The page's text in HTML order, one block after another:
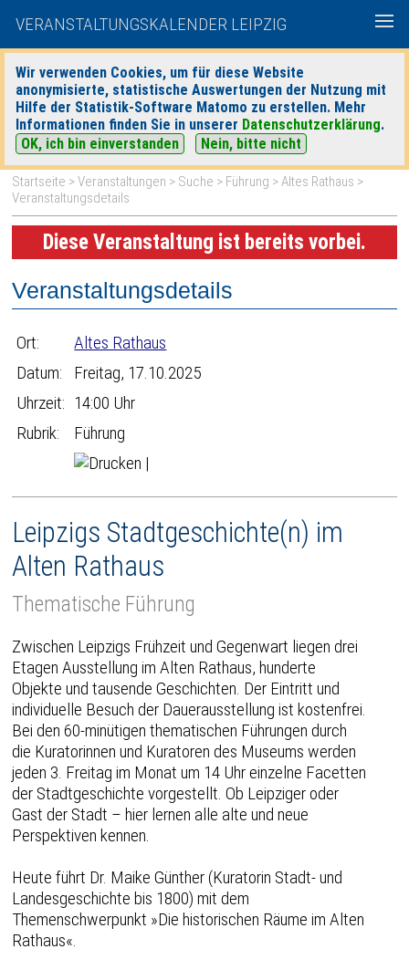
VERANSTALTUNGSKALENDER LEIPZIG
Wir verwenden Cookies, um für diese Website
anonymisierte, statistische Auswertungen der Nutzung mit
Hilfe der Statistik-Software Matomo zu erstellen. Mehr
Informationen finden Sie in unserer Datenschutzerklärung.
OK, ich bin einverstanden
Nein, bitte nicht
heute|morgen| Detaillierte Suche
Startseite >Veranstaltungen > Suche > Führung >Altes Rathaus >
Veranstaltungsdetails
Diese Veranstaltung ist bereits vorbei.
Veranstaltungsdetails
Ort:
Altes Rathaus
Datum:
Freitag, 17.10.2025
Uhrzeit: 14:00 Uhr
Rubrik:
Führung
|
Leipzigs Stadtgeschichte(n) im
Alten Rathaus
Thematische Führung
Zwischen Leipzigs Frühzeit und Gegenwart liegen drei
Etagen Ausstellung im Alten Rathaus, hunderte
Objekte und tausende Geschichten. Der Eintritt und
individuelle Besuch der Dauerausstellung ist kostenfrei.
Bei den 60-minütigen thematischen Führungen durch
die Kuratorinnen und Kuratoren des Museums werden
jeden 3. Freitag im Monat um 14 Uhr einzelne Facetten
der Stadtgeschichte vorgestellt. Ob Leipziger oder
Gast der Stadt – hier lernen alle alte und neue
Perspektiven kennen.
Heute führt Dr. Maike Günther (Kuratorin Stadt- und
Landesgeschichte bis 1800) mit dem
Themenschwerpunkt »Die historischen Räume im Alten
Rathaus«.